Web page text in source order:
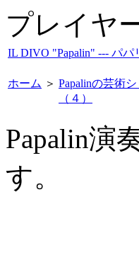
プレイヤ
IL DIVO "Papalin" --- パパ
ホーム ＞ Papalinの芸術
（４）
Papalin演
す。